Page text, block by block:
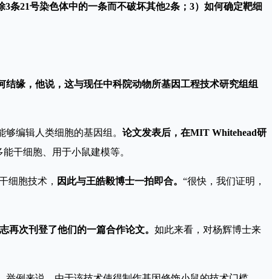
3条21号染色体中的一条而不破坏其他2条；3）如何确定靶细
结缘，他说，这与现任中科院动物所基因工程技术研究组组
编辑人类细胞的基因组。 论文发表后，在MIT Whitehead研
能干细胞、用于小鼠建模等。
细胞技术， 因此与王皓毅博士一拍即合。 “很快，我们证明，
再次刊登了他们的一篇合作论文。 如此来看，对杨辉博士来